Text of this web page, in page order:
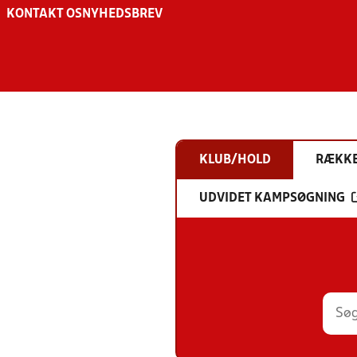
KONTAKT OS NYHEDSBREV
KLUB/HOLD
UDVIDET KAMPSØGNING